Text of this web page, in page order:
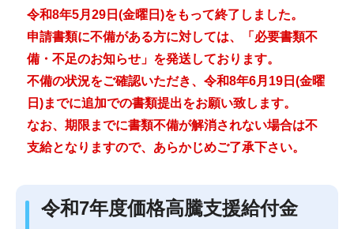
令和8年5月29日(金曜日)をもって終了しました。
申請書類に不備がある方に対しては、「必要書類不
備・不足のお知らせ」を発送しております。
不備の状況をご確認いただき、令和8年6月19日(金曜
日)までに追加での書類提出をお願い致します。
なお、期限までに書類不備が解消されない場合は不
支給となりますので、あらかじめご了承下さい。
令和7年度価格高騰支援給付金